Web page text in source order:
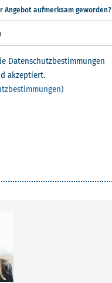
Angebot aufmerksam geworden?
Datenschutzbestimmungen
akzeptiert.